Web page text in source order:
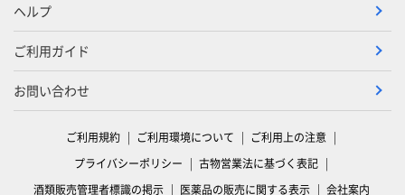
ヘルプ
ご利用ガイド
お問い合わせ
ご利用規約 ご利用環境について
ご利用上の注意
プライバシーポリシー
古物営業法に基づく表記
酒類販売管理者標識の掲示
医薬品の販売に関する表示 会社案内